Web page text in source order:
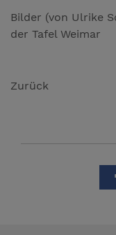
Bilder (von Ulrike
der Tafel Weimar
Zurück